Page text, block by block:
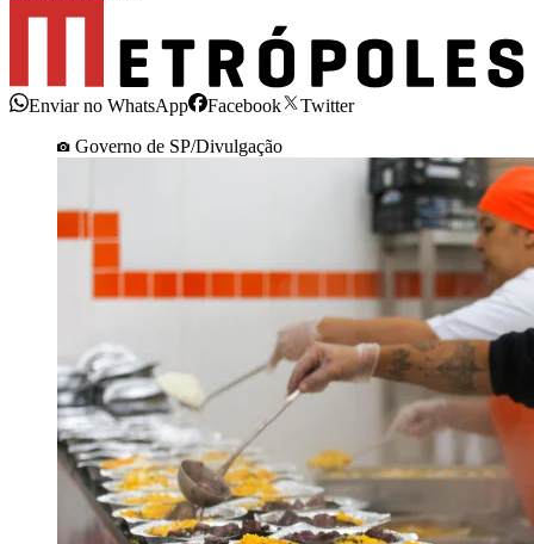
Enviar no WhatsApp Facebook
Twitter
Governo de SP/Divulgação